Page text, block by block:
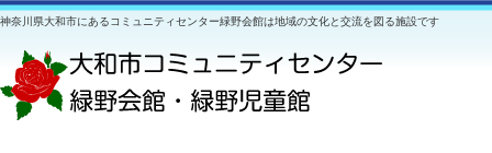
神奈川県大和市にあるコミュニティセンター緑野会館は地域の文化と交流を図る施設です